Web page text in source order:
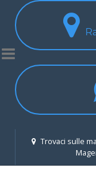
Trovaci sulle